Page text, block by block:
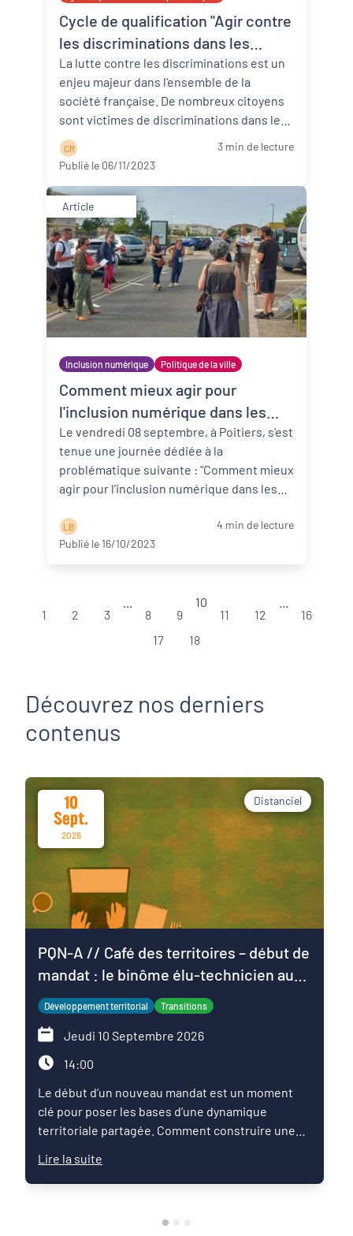
Cycle de qualification "Agir contre
les discriminations dans les
territoires"
La lutte contre les discriminations est un
enjeu majeur dans l'ensemble de la
société française. De nombreux citoyens
sont victimes de discriminations dans leur
...Lire la suite
C R
3 min de lecture
Publié le 06/11/2023
Article
Inclusion numérique Politique de la ville
Comment mieux agir pour
l'inclusion numérique dans les
quartiers prioritaires ?
Le vendredi 08 septembre, à Poitiers, s'est
tenue une journée dédiée à la
problématique suivante : "Comment mieux
agir pour l'inclusion numérique dans les
suite
L B
4 min de lecture
Publié le 16/10/2023
1 2 3
8
9
10
11
12
16
17
18
Découvrez nos derniers
contenus
10
Sept.
2026
Distanciel
PQN-A // Café des territoires – début de
mandat : le binôme élu-technicien au
service du projet de territoire
Développement territorial Transitions
Jeudi 10 Septembre 2026
14:00
Le début d’un nouveau mandat est un moment
clé pour poser les bases d’une dynamique
territoriale partagée. Comment construire une
Comment articuler les ambitions politiques,
l’expertise des services et les enjeux du territoire
?Ce Café des territoires propose un temps
Lire la suite